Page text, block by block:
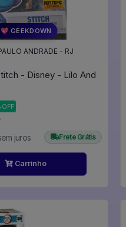
💖 GEEKDOWN
ANDRADE - RJ
- Disney - Lilo And
OFF
juros Frete Grátis
Carrinho